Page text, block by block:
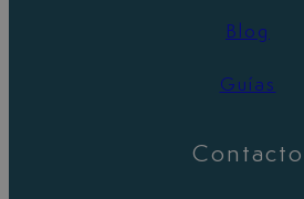
Blog
Guías
Contacto